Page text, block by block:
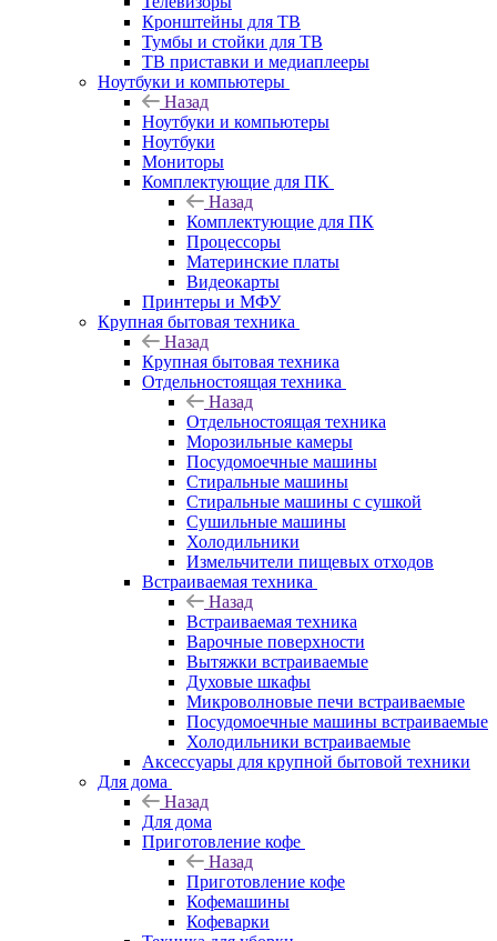
Кронштейны для ТВ
Тумбы и стойки для ТВ
ТВ приставки и медиаплееры
Ноутбуки и компьютеры
Назад
Ноутбуки и компьютеры
Ноутбуки
Мониторы
Комплектующие для ПК
Назад
Комплектующие для ПК
Процессоры
Материнские платы
Видеокарты
Принтеры и МФУ
Крупная бытовая техника
Назад
Крупная бытовая техника
Отдельностоящая техника
Назад
Отдельностоящая техника
Морозильные камеры
Посудомоечные машины
Стиральные машины
Стиральные машины с сушкой
Сушильные машины
Холодильники
Измельчители пищевых отходов
Встраиваемая техника
Назад
Встраиваемая техника
Варочные поверхности
Вытяжки встраиваемые
Духовые шкафы
Микроволновые печи встраиваемые
Посудомоечные машины встраиваемые
Холодильники встраиваемые
Аксессуары для крупной бытовой техники
Для дома
Назад
Для дома
Приготовление кофе
Назад
Приготовление кофе
Кофемашины
Кофеварки